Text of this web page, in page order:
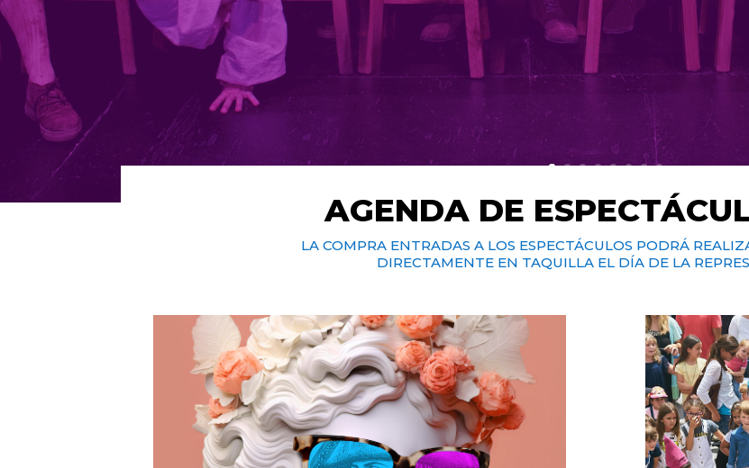
AGENDA DE
LA COMPRA ENTRADAS A LOS ESPECTÁCULOS PODRÁ REALI
DIRECTAMENTE EN TAQUILLA EL DÍA DE LA